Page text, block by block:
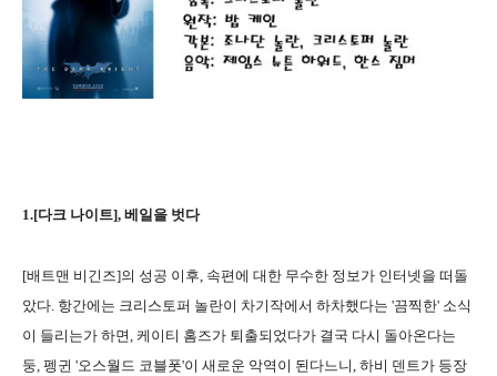
1.[다크 나이트], 베일을 벗다
[배트맨 비긴즈]의 성공 이후, 속편에 대한 무수한 정보가 인터넷을 떠돌
았다. 항간에는 크리스토퍼 놀란이 차기작에서 하차했다는 '끔찍한' 소식
이 들리는가 하면, 케이티 홈즈가 퇴출되었다가 결국 다시 돌아온다는
둥, 펭귄 '오스월드 코블폿'이 새로운 악역이 된다느니, 하비 덴트가 등장